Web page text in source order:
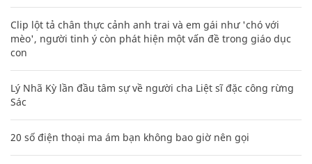
Clip lột tả chân thực cảnh anh trai và em gái như 'chó với
mèo', người tinh ý còn phát hiện một vấn đề trong giáo dục
con
Lý Nhã Kỳ lần đầu tâm sự về người cha Liệt sĩ đặc công rừng
Sác
20 số điện thoại ma ám bạn không bao giờ nên gọi